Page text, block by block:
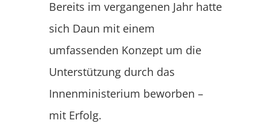
Bereits im vergangenen Jahr hatte
sich Daun mit einem
umfassenden Konzept um die
Unterstützung durch das
Innenministerium beworben –
mit Erfolg.